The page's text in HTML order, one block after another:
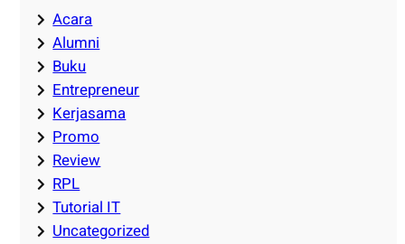
Acara
Alumni
Buku
Entrepreneur
Kerjasama
Promo
Review
RPL
Tutorial IT
Uncategorized